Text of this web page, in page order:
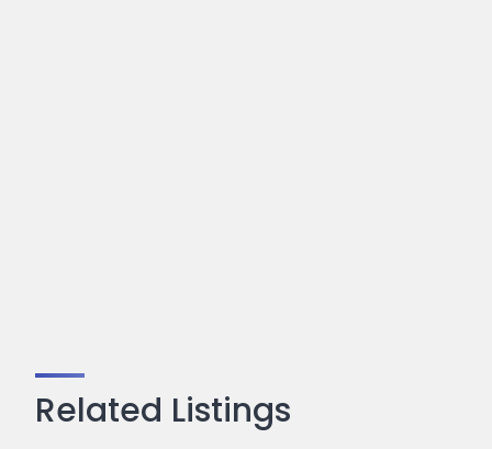
Related Listings